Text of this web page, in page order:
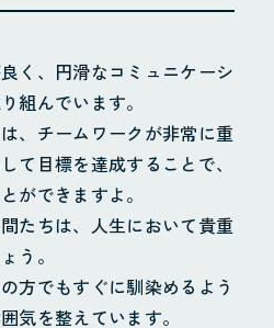
く、円滑なコミュニケーシ
組んでいます。
、チームワークが非常に重
て目標を達成することで、
ができますよ。
たちは、人生において貴重
う。
方でもすぐに馴染めるよう
気を整えています。